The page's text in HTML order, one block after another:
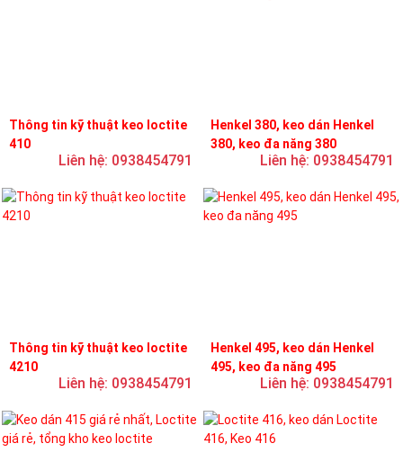
Thông tin kỹ thuật keo loctite
410
Liên hệ: 0938454791
Henkel 380, keo dán Henkel
380, keo đa năng 380
Liên hệ: 0938454791
Thông tin kỹ thuật keo loctite
4210
Liên hệ: 0938454791
Henkel 495, keo dán Henkel
495, keo đa năng 495
Liên hệ: 0938454791